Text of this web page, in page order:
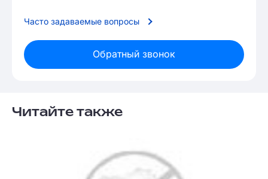
Часто задаваемые вопросы
Обратный звонок
Читайте также